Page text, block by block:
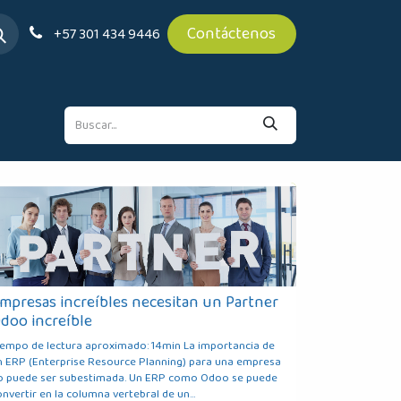
+57 301 434 9446 Contáctenos
increíbles necesitan un Partner
increíble
de lectura aproximado: 14min La importancia de
ERP (Enterprise Resource Planning) para una empresa
puede ser subestimada. Un ERP como Odoo se puede
en la columna vertebral de un...